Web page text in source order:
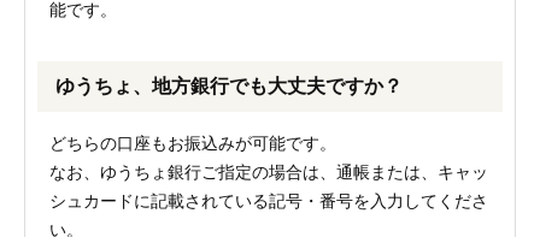
能です。
ゆうちょ、地方銀行でも大丈夫ですか？
どちらの口座もお振込みが可能です。
なお、ゆうちょ銀行ご指定の場合は、通帳または、キャッ
シュカードに記載されている記号・番号を入力してくださ
い。